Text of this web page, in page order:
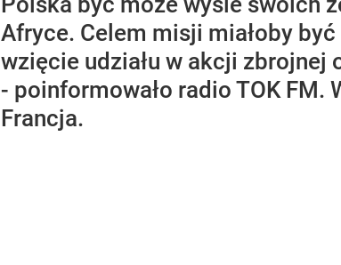
Afryce. Celem misji miałoby
wzięcie udziału w akcji zbrojnej
- poinformowało radio TOK FM.
Francja.